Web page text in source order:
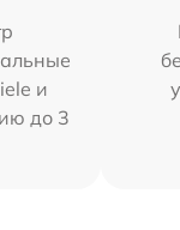
и
до 3